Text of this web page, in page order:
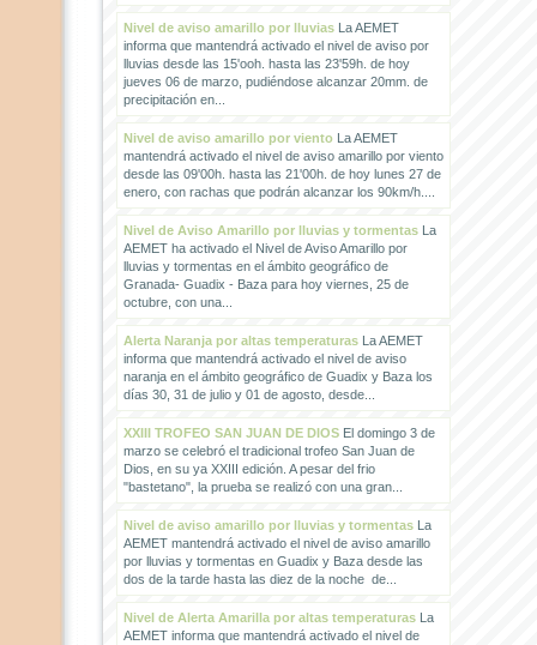
Nivel de aviso amarillo por lluviasLa AEMET
informa que mantendrá activado el nivel de aviso por
lluvias desde las 15'ooh. hasta las 23'59h. de hoy
jueves 06 de marzo, pudiéndose alcanzar 20mm. de
precipitación en...
Nivel de aviso amarillo por vientoLa AEMET
mantendrá activado el nivel de aviso amarillo por viento
desde las 09'00h. hasta las 21'00h. de hoy lunes 27 de
enero, con rachas que podrán alcanzar los 90km/h....
Nivel de Aviso Amarillo por lluvias y tormentasLa
AEMET ha activado el Nivel de Aviso Amarillo por
lluvias y tormentas en el ámbito geográfico de
Granada- Guadix - Baza para hoy viernes, 25 de
octubre, con una...
Alerta Naranja por altas temperaturasLa AEMET
informa que mantendrá activado el nivel de aviso
naranja en el ámbito geográfico de Guadix y Baza los
días 30, 31 de julio y 01 de agosto, desde...
XXIII TROFEO SAN JUAN DE DIOSEl domingo 3 de
marzo se celebró el tradicional trofeo San Juan de
Dios, en su ya XXIII edición. A pesar del frio
"bastetano", la prueba se realizó con una gran...
Nivel de aviso amarillo por lluvias y tormentasLa
AEMET mantendrá activado el nivel de aviso amarillo
por lluvias y tormentas en Guadix y Baza desde las
dos de la tarde hasta las diez de la noche de...
Nivel de Alerta Amarilla por altas temperaturasLa
AEMET informa que mantendrá activado el nivel de